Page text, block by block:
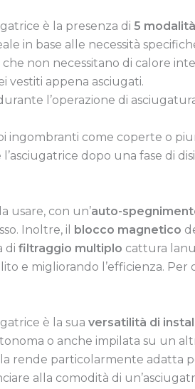
è la presenza di 5
in base alle necessità
non necessitano di calore
vestiti appena asciugati.
l’operazione di
ingombranti come coperte o
dopo una fase di
usare, con un’auto-
Inoltre, il
blocco magnetico
di filtraggio multiplo cattura
e migliorando l’efficienza.
è la sua versatilità di
o anche impilata su un
la rende particolarmente adatta
alla comodità di